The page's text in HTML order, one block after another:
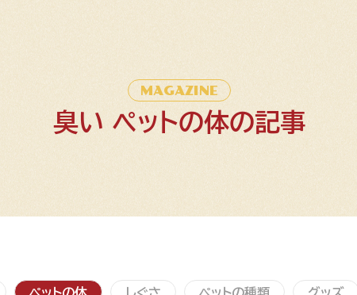
MAGAZINE
臭い ペットの体の記事
ペットの体 しぐさ ペットの種類 グッズ